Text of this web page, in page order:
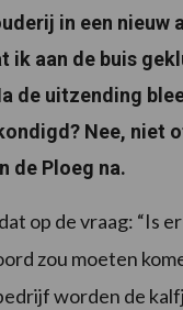
in een
ik aan de buis
de uitzending
Nee, niet
de Ploeg na.
op de vraag: “Is
zou moeten
worden de